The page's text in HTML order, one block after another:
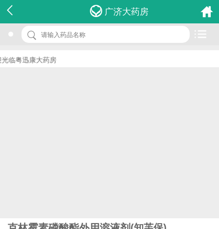
广济大药房
临粤迅康大药房
名 称：克林霉素磷酸酯外用溶液剂
品 牌：(知芙保)